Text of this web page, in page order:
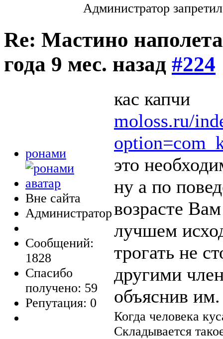
Администратор
Re: Мастино
года 9 мес. назад #224
ронами
Вне сайта
Администратор
Сообщений:
1828
Спасибо
получено: 59
Репутация: 0
кас капчи
moloss.ru/
это
ну а по
возрасте
лучшем
трогать не
другими
объяснив им.
Когда человека
Складывается